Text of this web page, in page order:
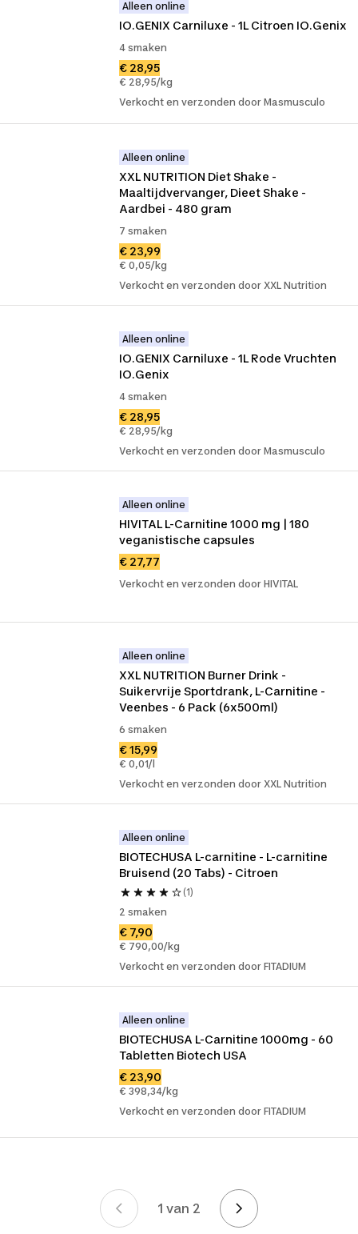
Alleen online
IO.GENIX Carniluxe - 1L Citroen IO.Genix
4 smaken
€ 28,95
€ 28,95/kg
Verkocht en verzonden door Masmusculo
Alleen online
XXL NUTRITION Diet Shake -
Maaltijdvervanger, Dieet Shake -
Aardbei - 480 gram
7 smaken
€ 23,99
€ 0,05/kg
Verkocht en verzonden door XXL Nutrition
Alleen online
IO.GENIX Carniluxe - 1L Rode Vruchten
IO.Genix
4 smaken
€ 28,95
€ 28,95/kg
Verkocht en verzonden door Masmusculo
Alleen online
HIVITAL L-Carnitine 1000 mg | 180
veganistische capsules
€ 27,77
Verkocht en verzonden door HIVITAL
Alleen online
XXL NUTRITION Burner Drink -
Suikervrije Sportdrank, L-Carnitine -
Veenbes - 6 Pack (6x500ml)
6 smaken
€ 15,99
€ 0,01/l
Verkocht en verzonden door XXL Nutrition
Alleen online
BIOTECHUSA L-carnitine - L-carnitine
Bruisend (20 Tabs) - Citroen
(1)
2 smaken
€ 7,90
€ 790,00/kg
Verkocht en verzonden door FITADIUM
Alleen online
BIOTECHUSA L-Carnitine 1000mg - 60
Tabletten Biotech USA
€ 23,90
€ 398,34/kg
Verkocht en verzonden door FITADIUM
1 van 2Page 1 van 2